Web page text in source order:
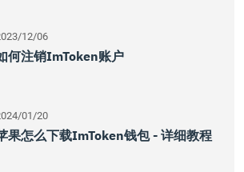
12/06
何注销imToken账户
01/20
果怎么下载imToken钱包 - 详细教程